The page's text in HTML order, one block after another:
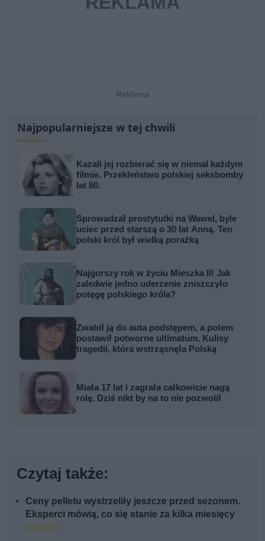
Najpopularniejsze w tej chwili
Kazali jej rozbierać się w niemal każdym
filmie. Przekleństwo polskiej seksbomby
lat 80.
Sprowadzał prostytutki na Wawel, byle
uciec przed starszą o 30 lat Anną. Ten
polski król był wielką porażką
Najgorszy rok w życiu Mieszka II! Jak
zaledwie jedno uderzenie zniszczyło
potęgę polskiego króla?
Zwabił ją do auta podstępem, a potem
postawił potworne ultimatum. Kulisy
tragedii, która wstrząsnęła Polską
Miała 17 lat i zagrała całkowicie nagą
rolę. Dziś nikt by na to nie pozwolił
Czytaj także:
Ceny pelletu wystrzeliły jeszcze przed sezonem.
Eksperci mówią, co się stanie za kilka miesięcy